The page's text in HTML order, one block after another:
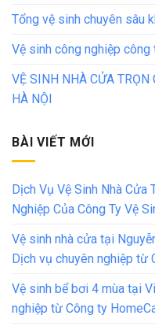
Tổng vệ sinh chuyên sâu
Vệ sinh công nghiệp
VỆ SINH NHÀ CỬA TRỌN
HÀ NỘI
BÀI VIẾT MỚI
Dịch Vụ Vệ Sinh Nhà Cửa
Nghiệp Của Công Ty Vệ
Vệ sinh nhà cửa tại
Dịch vụ chuyên nghiệp từ
Vệ sinh bể bơi 4 mùa tại
nghiệp từ Công ty